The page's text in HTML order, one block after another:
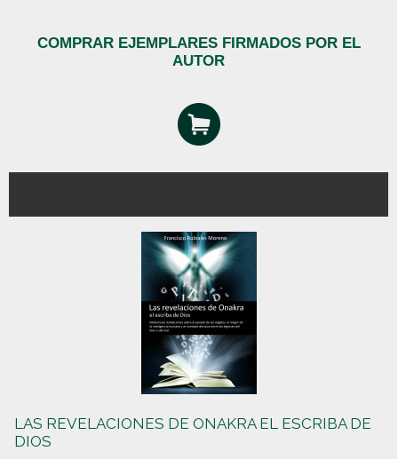
COMPRAR EJEMPLARES FIRMADOS POR EL
AUTOR
LAS REVELACIONES DE ONAKRA EL ESCRIBA DE
DIOS